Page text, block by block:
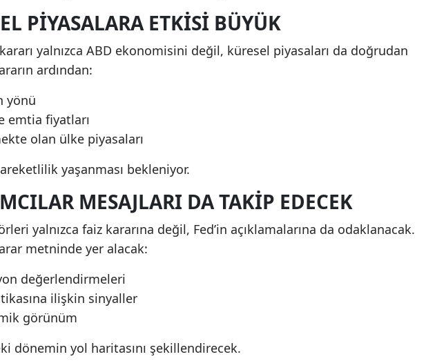
PIYASALARA ETKISI BÜYÜK
kararı yalnızca ABD ekonomisini değil, küresel piyasaları da doğrudan
ardından:
yönü
emtia fiyatları
olan ülke piyasaları
yaşanması bekleniyor.
MESAJLARI DA TAKIP EDECEK
yalnızca faiz kararına değil, Fed’in açıklamalarına da odaklanacak.
metninde yer alacak:
değerlendirmeleri
ilişkin sinyaller
görünüm
dönemin yol haritasını şekillendirecek.